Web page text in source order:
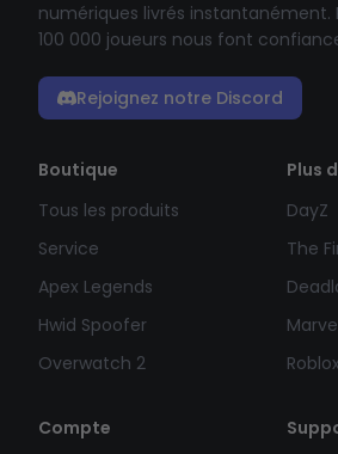
numériques livrés instantanément.
100 000 joueurs nous font
Rejoignez notre Discord
Boutique
Tous les produits
Service
Apex Legends
Hwid Spoofer
Overwatch 2
Plus
DayZ
The
Roblox
Compte